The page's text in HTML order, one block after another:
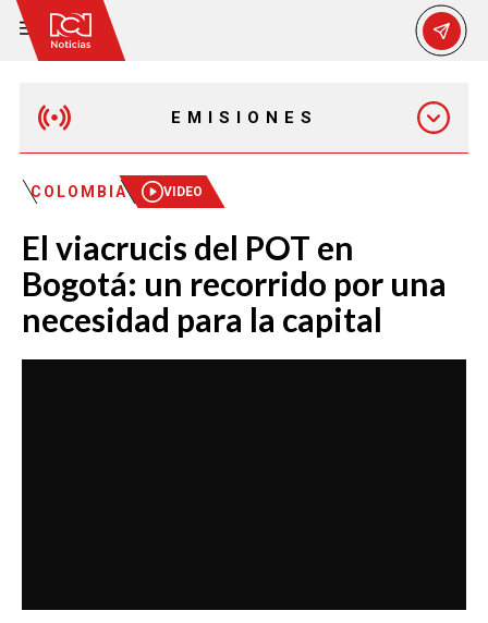
EMISIONES
MAÑANA EXPRESS
EMISIÓN 12:30 PM
EMISIÓN 7:00 PM
COLOMBIA VIDEO
El viacrucis del POT en
Bogotá: un recorrido por una
necesidad para la capital